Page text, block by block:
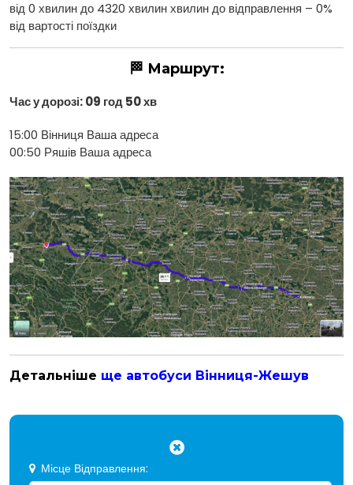
від 0 хвилин до 4320 хвилин хвилин до відправлення – 0%
від вартості поїздки
🏁 Маршрут:
Час у дорозі: 09 год 50 хв
15:00 Вінниця Ваша адреса
00:50 Ряшів Ваша адреса
Детальніше ще автобуси Вінниця-Жешув
Місце Відправлення: